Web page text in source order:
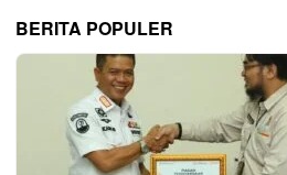
BERITA POPULER